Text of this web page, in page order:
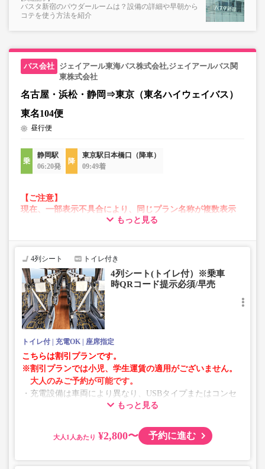
バスタ新宿のパウダールームは？設備の詳細や早朝から
コテを使う方法を紹介
ジェイアール東海バス株式会社,ジェイアールバス関
東株式会社
名古屋・浜松・静岡⇒東京（東名ハイウェイバス）
東名104便
昼行便
静岡駅
06:20発
東京駅日本橋口（降車）
09:49着
【ご注意】
現在、一部表示不具合により、同じプラン名称が複数表示
される場合がございます。
います。
お手数をおかけいたしますが、エラー表示が出た場合は、
たします。
もっと見る
4列シート トイレ付き
4列シート(トイレ付）※乗車
時QRコード提示必須/早売
トイレ付 充電OK 座席指定
こちらは割引プランです。
※割引プランでは小児、学生運賃の適用がございません。
大人のみご予約が可能です。
・充電設備は車両により異なり、USBタイプまたはコンセ
ントタイプでのご用意となります。
仕様が変更となる場合がございます。あらかじめご了承く
ださい。
もっと見る
大人 ¥2,800〜 予約に進む